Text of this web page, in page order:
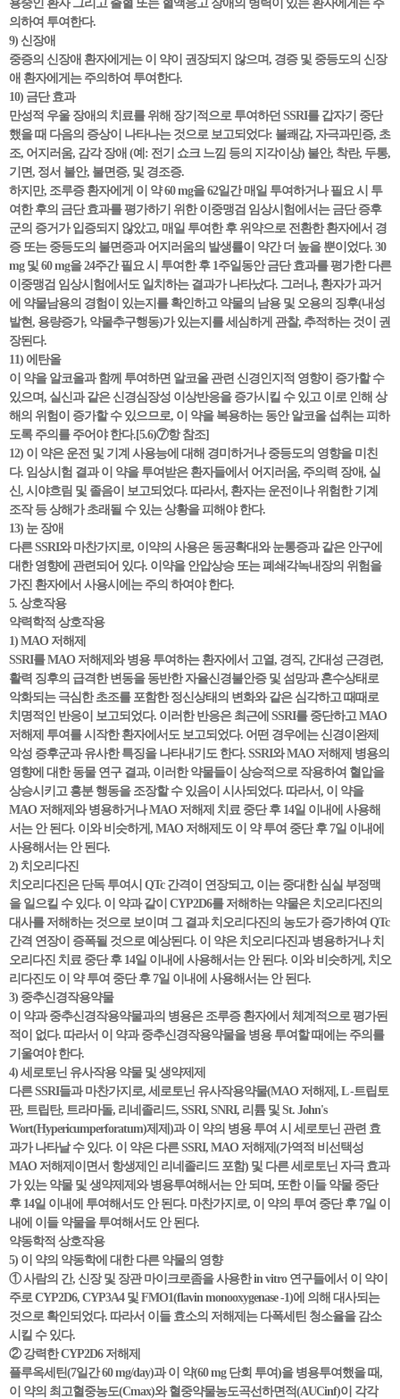
용중인 환자 그리고 출혈 또는 혈액응고 장애의 병력이 있는 환자에게는 주
의하여 투여한다.
9) 신장애
중증의 신장애 환자에게는 이 약이 권장되지 않으며, 경증 및 중등도의 신장
애 환자에게는 주의하여 투여한다.
10) 금단 효과
만성적 우울 장애의 치료를 위해 장기적으로 투여하던 SSRI를 갑자기 중단
했을 때 다음의 증상이 나타나는 것으로 보고되었다: 불쾌감, 자극과민증, 초
조, 어지러움, 감각 장애 (예: 전기 쇼크 느낌 등의 지각이상) 불안, 착란, 두통,
기면, 정서 불안, 불면증, 및 경조증.
하지만, 조루증 환자에게 이 약 60 mg을 62일간 매일 투여하거나 필요 시 투
여한 후의 금단 효과를 평가하기 위한 이중맹검 임상시험에서는 금단 증후
군의 증거가 입증되지 않았고, 매일 투여한 후 위약으로 전환한 환자에서 경
증 또는 중등도의 불면증과 어지러움의 발생률이 약간 더 높을 뿐이었다. 30
mg 및 60 mg을 24주간 필요 시 투여한 후 1주일동안 금단 효과를 평가한 다른
이중맹검 임상시험에서도 일치하는 결과가 나타났다. 그러나, 환자가 과거
에 약물남용의 경험이 있는지를 확인하고 약물의 남용 및 오용의 징후(내성
발현, 용량증가, 약물추구행동)가 있는지를 세심하게 관찰, 추적하는 것이 권
장된다.
11) 에탄올
이 약을 알코올과 함께 투여하면 알코올 관련 신경인지적 영향이 증가할 수
있으며, 실신과 같은 신경심장성 이상반응을 증가시킬 수 있고 이로 인해 상
해의 위험이 증가할 수 있으므로, 이 약을 복용하는 동안 알코올 섭취는 피하
도록 주의를 주어야 한다.[5.6)⑦항 참조]
12) 이 약은 운전 및 기계 사용능에 대해 경미하거나 중등도의 영향을 미친
다. 임상시험 결과 이 약을 투여받은 환자들에서 어지러움, 주의력 장애, 실
신, 시야흐림 및 졸음이 보고되었다. 따라서, 환자는 운전이나 위험한 기계
조작 등 상해가 초래될 수 있는 상황을 피해야 한다.
13) 눈 장애
다른 SSRI와 마찬가지로, 이약의 사용은 동공확대와 눈통증과 같은 안구에
대한 영향에 관련되어 있다. 이약을 안압상승 또는 폐쇄각녹내장의 위험을
가진 환자에서 사용시에는 주의 하여야 한다.
5. 상호작용
약력학적 상호작용
1) MAO 저해제
SSRI를 MAO 저해제와 병용 투여하는 환자에서 고열, 경직, 간대성 근경련,
활력 징후의 급격한 변동을 동반한 자율신경불안증 및 섬망과 혼수상태로
악화되는 극심한 초조를 포함한 정신상태의 변화와 같은 심각하고 때때로
치명적인 반응이 보고되었다. 이러한 반응은 최근에 SSRI를 중단하고 MAO
저해제 투여를 시작한 환자에서도 보고되었다. 어떤 경우에는 신경이완제
악성 증후군과 유사한 특징을 나타내기도 한다. SSRI와 MAO 저해제 병용의
영향에 대한 동물 연구 결과, 이러한 약물들이 상승적으로 작용하여 혈압을
상승시키고 흥분 행동을 조장할 수 있음이 시사되었다. 따라서, 이 약을
MAO 저해제와 병용하거나 MAO 저해제 치료 중단 후 14일 이내에 사용해
서는 안 된다. 이와 비슷하게, MAO 저해제도 이 약 투여 중단 후 7일 이내에
사용해서는 안 된다.
2) 치오리다진
치오리다진은 단독 투여시 QTc 간격이 연장되고, 이는 중대한 심실 부정맥
을 일으킬 수 있다. 이 약과 같이 CYP2D6를 저해하는 약물은 치오리다진의
대사를 저해하는 것으로 보이며 그 결과 치오리다진의 농도가 증가하여 QTc
간격 연장이 증폭될 것으로 예상된다. 이 약은 치오리다진과 병용하거나 치
오리다진 치료 중단 후 14일 이내에 사용해서는 안 된다. 이와 비슷하게, 치오
리다진도 이 약 투여 중단 후 7일 이내에 사용해서는 안 된다.
3) 중추신경작용약물
이 약과 중추신경작용약물과의 병용은 조루증 환자에서 체계적으로 평가된
적이 없다. 따라서 이 약과 중추신경작용약물을 병용 투여할 때에는 주의를
기울여야 한다.
4) 세로토닌 유사작용 약물 및 생약제제
다른 SSRI들과 마찬가지로, 세로토닌 유사작용약물(MAO 저해제, L -트립토
판, 트립탄, 트라마돌, 리네졸리드, SSRI, SNRI, 리튬 및 St. John's
Wort(Hypericumperforatum)제제)과 이 약의 병용 투여 시 세로토닌 관련 효
과가 나타날 수 있다. 이 약은 다른 SSRI, MAO 저해제(가역적 비선택성
MAO 저해제이면서 항생제인 리네졸리드 포함) 및 다른 세로토닌 자극 효과
가 있는 약물 및 생약제제와 병용투여해서는 안 되며, 또한 이들 약물 중단
후 14일 이내에 투여해서도 안 된다. 마찬가지로, 이 약의 투여 중단 후 7일 이
내에 이들 약물을 투여해서도 안 된다.
약동학적 상호작용
5) 이 약의 약동학에 대한 다른 약물의 영향
① 사람의 간, 신장 및 장관 마이크로좀을 사용한 in vitro 연구들에서 이 약이
주로 CYP2D6, CYP3A4 및 FMO1(flavin monooxygenase -1)에 의해 대사되는
것으로 확인되었다. 따라서 이들 효소의 저해제는 다폭세틴 청소율을 감소
시킬 수 있다.
② 강력한 CYP2D6 저해제
플루옥세틴(7일간 60 mg/day)과 이 약(60 mg 단회 투여)을 병용투여했을 때,
이 약의 최고혈중농도(Cmax)와 혈중약물농도곡선하면적(AUCinf)이 각각